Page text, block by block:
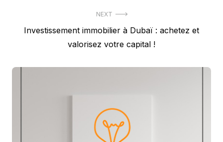
NEXT
Next
Investissement immobilier à Dubaï : achetez et
valorisez votre capital !